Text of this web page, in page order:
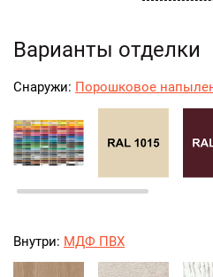
Варианты отделки
Снаружи: Порошковое
Внутри: МДФ ПВХ